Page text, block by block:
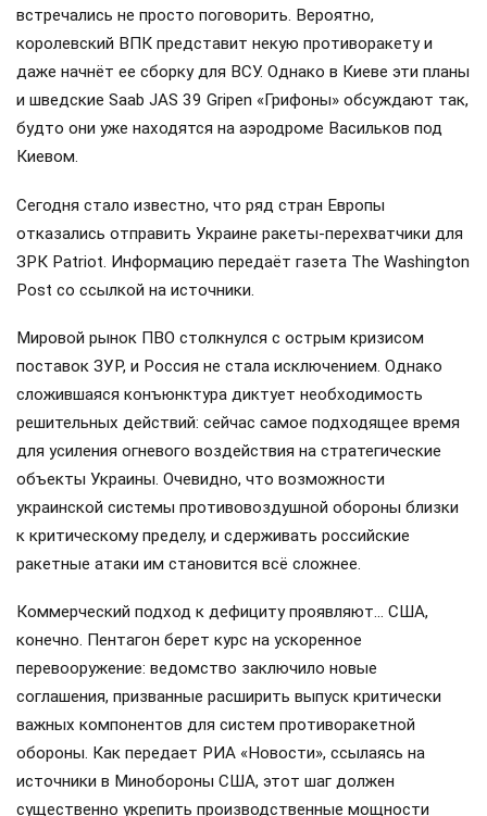
встречались не просто поговорить. Вероятно,
королевский ВПК представит некую противоракету и
даже начнёт ее сборку для ВСУ. Однако в Киеве эти планы
и шведские Saab JAS 39 Gripen «Грифоны» обсуждают так,
будто они уже находятся на аэродроме Васильков под
Киевом.
Сегодня стало известно, что ряд стран Европы
отказались отправить Украине ракеты-перехватчики для
ЗРК Patriot. Информацию передаёт газета The Washington
Post со ссылкой на источники.
Мировой рынок ПВО столкнулся с острым кризисом
поставок ЗУР, и Россия не стала исключением. Однако
сложившаяся конъюнктура диктует необходимость
решительных действий: сейчас самое подходящее время
для усиления огневого воздействия на стратегические
объекты Украины. Очевидно, что возможности
украинской системы противовоздушной обороны близки
к критическому пределу, и сдерживать российские
ракетные атаки им становится всё сложнее.
Коммерческий подход к дефициту проявляют… США,
конечно. Пентагон берет курс на ускоренное
перевооружение: ведомство заключило новые
соглашения, призванные расширить выпуск критически
важных компонентов для систем противоракетной
обороны. Как передает РИА «Новости», ссылаясь на
источники в Минобороны США, этот шаг должен
существенно укрепить производственные мощности